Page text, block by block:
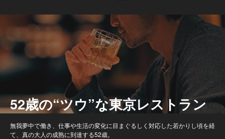
52歳の“ツウ”な東京レストラン
無我夢中で働き、仕事や生活の変化に目まぐるしく対応した若かりし頃を経
て、真の大人の成熟に到達する52歳。